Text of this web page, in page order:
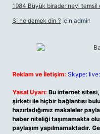
1984 Büyük birader neyi temsil
Şi ne demek din ? için admin
Reklam ve İletişim: Skype:
Yasal Uyarı: Bu internet
şirketi ile hiçbir bağlantısı
hazırladığımız makaleler
haber niteliği taşımamakta
paylaşım yapılmamaktadır.